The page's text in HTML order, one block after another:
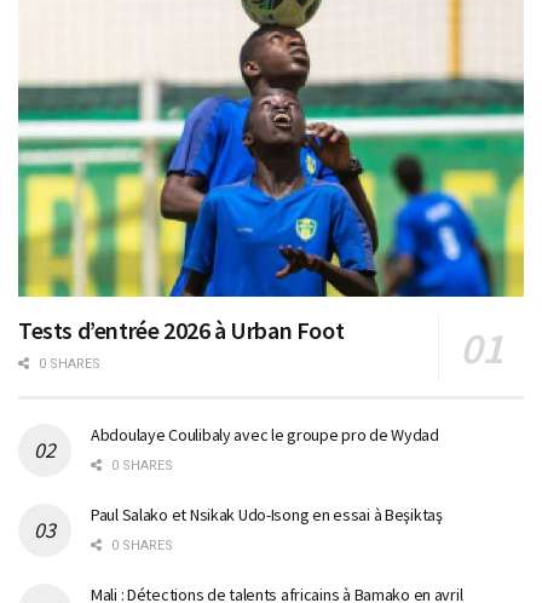
Tests d’entrée 2026 à Urban Foot
0 SHARES
Abdoulaye Coulibaly avec le groupe pro de Wydad
0 SHARES
Paul Salako et Nsikak Udo-Isong en essai à Beşiktaş
0 SHARES
Mali : Détections de talents africains à Bamako en avril